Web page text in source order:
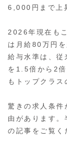
6,000円まで上
2026年現在も
は月給80万円
給与水準は、従
を1.5倍から2
もトップクラス
驚きの求人条件
由があります。
の記事をご覧く